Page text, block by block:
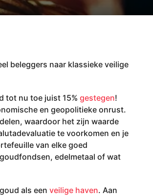
beleggers naar klassieke veilige
tot nu toe juist 15% gestegen!
en geopolitieke onrust.
waardoor het zijn waarde
te voorkomen en je
van elke goed
edelmetaal of wat
als een veilige haven. Aan